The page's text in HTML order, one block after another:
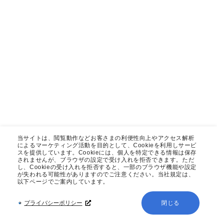
当サイトは、閲覧動作などお客さまの利便性向上やアクセス解析
によるマーケティング活動を目的として、Cookieを利用しサービ
スを提供しています。Cookieには、個人を特定できる情報は保存
されませんが、ブラウザの設定で受け入れを拒否できます。ただ
し、Cookieの受け入れを拒否すると、一部のブラウザ機能や設定
が失われる可能性がありますのでご注意ください。当社規定は、
以下ページでご案内しています。
プライバシーポリシー 閉じる